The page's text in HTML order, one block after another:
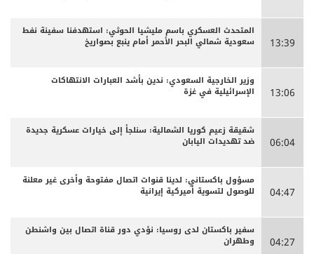
13:39
المتحدث العسكري باسم مليشيا الحوثي: استهدفنا سفينة نفط
سعودية شمالي البحر الأحمر أمام ينبع بصواريخ
13:06
وزير الخارجية السعودي: ندين بأشد العبارات الانتهاكات
الإسرائيلية في غزة
06:04
شقيقة زعيم كوريا الشمالية: سنلجأ إلى خيارات عسكرية جديدة
ضد تهديدات اليابان
04:47
مسؤول باكستاني: لدينا قنوات اتصال مفتوحة وأخرى غير معلنة
للوصول لتسوية أميركية إيرانية
04:27
سفير باكستان لدى روسيا: نؤدي دور قناة اتصال بين واشنطن
وطهران